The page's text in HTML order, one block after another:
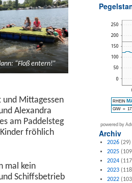
“Floß entern!”
Mit­tagessen
Alexan­dra
am Pad­del­steg
fröh­lich
mal kein
Schiffs­be­trieb
powered by
Archiv
2026(29)
2025
2024
2023
2022